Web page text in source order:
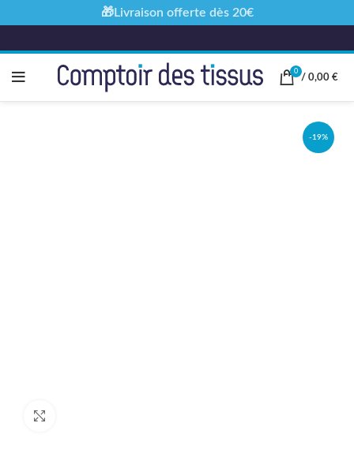
0
/ 0,00 €
-19%
🎁Livraison offerte dès 20€